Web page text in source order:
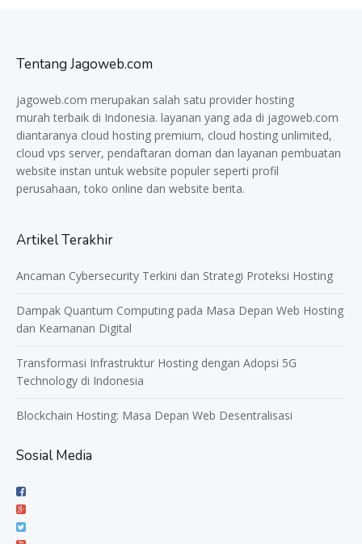
Tentang Jagoweb.com
jagoweb.com merupakan salah satu provider hosting
murah terbaik di Indonesia. layanan yang ada di jagoweb.com
diantaranya cloud hosting premium, cloud hosting unlimited,
cloud vps server, pendaftaran doman dan layanan pembuatan
website instan untuk website populer seperti profil
perusahaan, toko online dan website berita.
Artikel Terakhir
Ancaman Cybersecurity Terkini dan Strategi Proteksi Hosting
Dampak Quantum Computing pada Masa Depan Web Hosting
dan Keamanan Digital
Transformasi Infrastruktur Hosting dengan Adopsi 5G
Technology di Indonesia
Blockchain Hosting: Masa Depan Web Desentralisasi
Sosial Media